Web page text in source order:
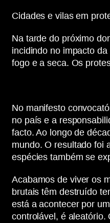
Cidades e vilas em
Na tarde do próximo
incidindo no impacto
fogo e a seca. Os
No manifesto
no país e a
facto. Ao longo de
mundo. O resultado foi
espécies também se
Acabamos de viver os
brutais têm destruído
está a acontecer por
controlável, é aleatório.